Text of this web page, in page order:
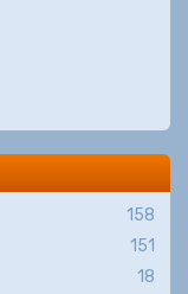
158
151
18